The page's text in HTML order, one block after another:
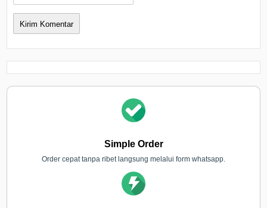
Simple Order
Order cepat tanpa ribet langsung melalui form whatsapp.